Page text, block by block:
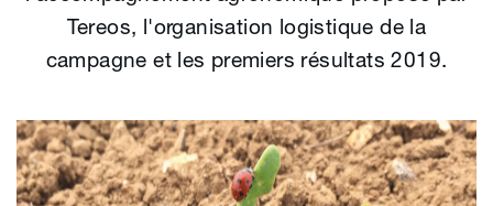
Tereos, l'organisation logistique de la
campagne et les premiers résultats 2019.